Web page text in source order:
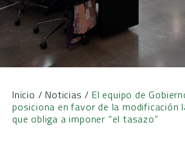
Inicio / Noticias / El equipo de
posiciona en favor de la modificación
que obliga a imponer “el tasazo”